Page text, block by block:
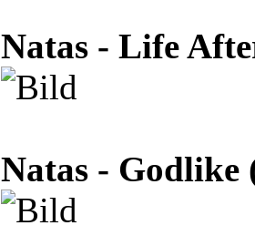
Natas - Life
Natas - Godlike